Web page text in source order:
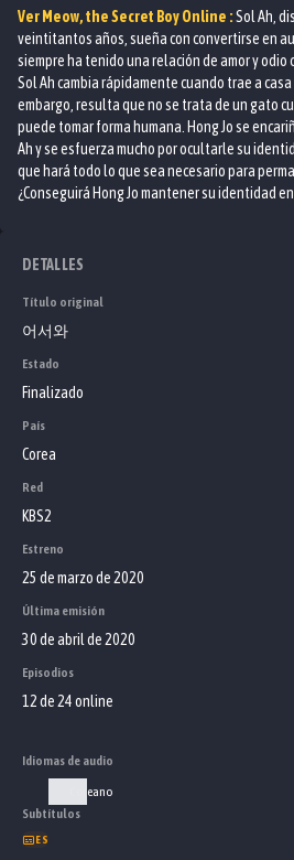
Ver Meow, the Secret BoyOnline :Sol Ah,
veintitantos años, sueña con convertirse en
siempre ha tenido una relación de amor y odio
Sol Ah cambia rápidamente cuando trae a
embargo, resulta que no se trata de un gato
puede tomar forma humana. Hong Jo se
Ah y se esfuerza mucho por ocultarle su
que hará todo lo que sea necesario para
¿Conseguirá Hong Jo mantener su identidad
DETALLES
Título original
어서와
Estado
Finalizado
País
Corea
Red
KBS2
Estreno
25 de marzo de 2020
Última emisión
30 de abril de 2020
Episodios
12 de 24 online
Idiomas de audio
Coreano
Subtítulos
ES